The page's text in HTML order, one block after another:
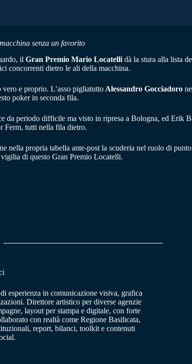
senza un favorito
il Gran Premio Mario Locatelli dà la stura alla lista
concorrenti dietro le ali della macchina.
vero e proprio. L’asso pigliatutto Alessandro Gocciadoro
poker in seconda fila.
da periodo difficile ma visto in ripresa a Bologna, ed
Ferm, tutti nella fila dietro.
nella propria tabella ante-post la scuderia nel ruolo di
di questo Gran Premio Locatelli.
esperienza in comunicazione visiva, grafica
Direttore artistico per diverse agenzie
layout per stampa e digitale, con forte
con realtà come Regione Basilicata,
report, bilanci, toolkit e contenuti